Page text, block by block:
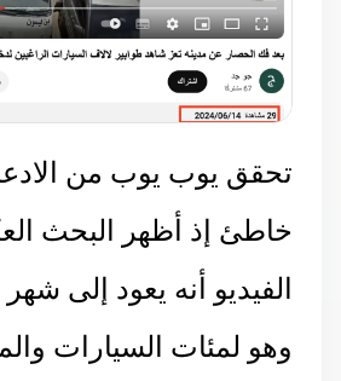
تحقق يوب يوب من
خاطئ إذ أظهر البحث
الفيديو أنه يعود إلى
وهو لمئات السيارات